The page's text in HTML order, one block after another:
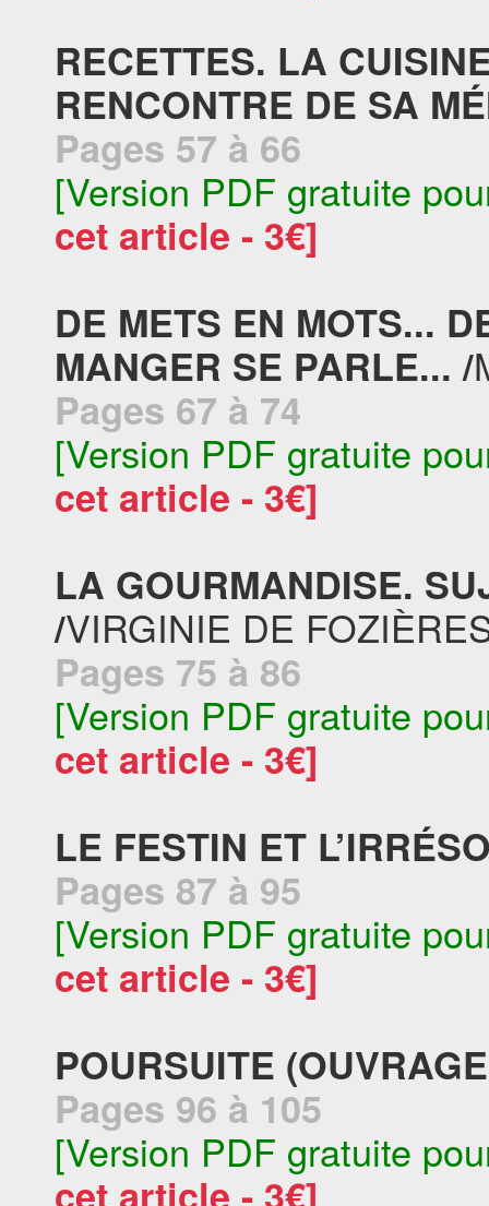
RECETTES. LA
RENCONTRE DE SA
Pages 57 à 66
[Version PDF gratuite
cet article - 3€]
DE METS EN MOTS...
MANGER SE PARLE... /
Pages 67 à 74
[Version PDF gratuite
cet article - 3€]
LA GOURMANDISE.
/VIRGINIE DE
Pages 75 à 86
[Version PDF gratuite
cet article - 3€]
LE FESTIN ET
Pages 87 à 95
[Version PDF gratuite
cet article - 3€]
POURSUITE
Pages 96 à 105
[Version PDF gratuite
cet article - 3€]